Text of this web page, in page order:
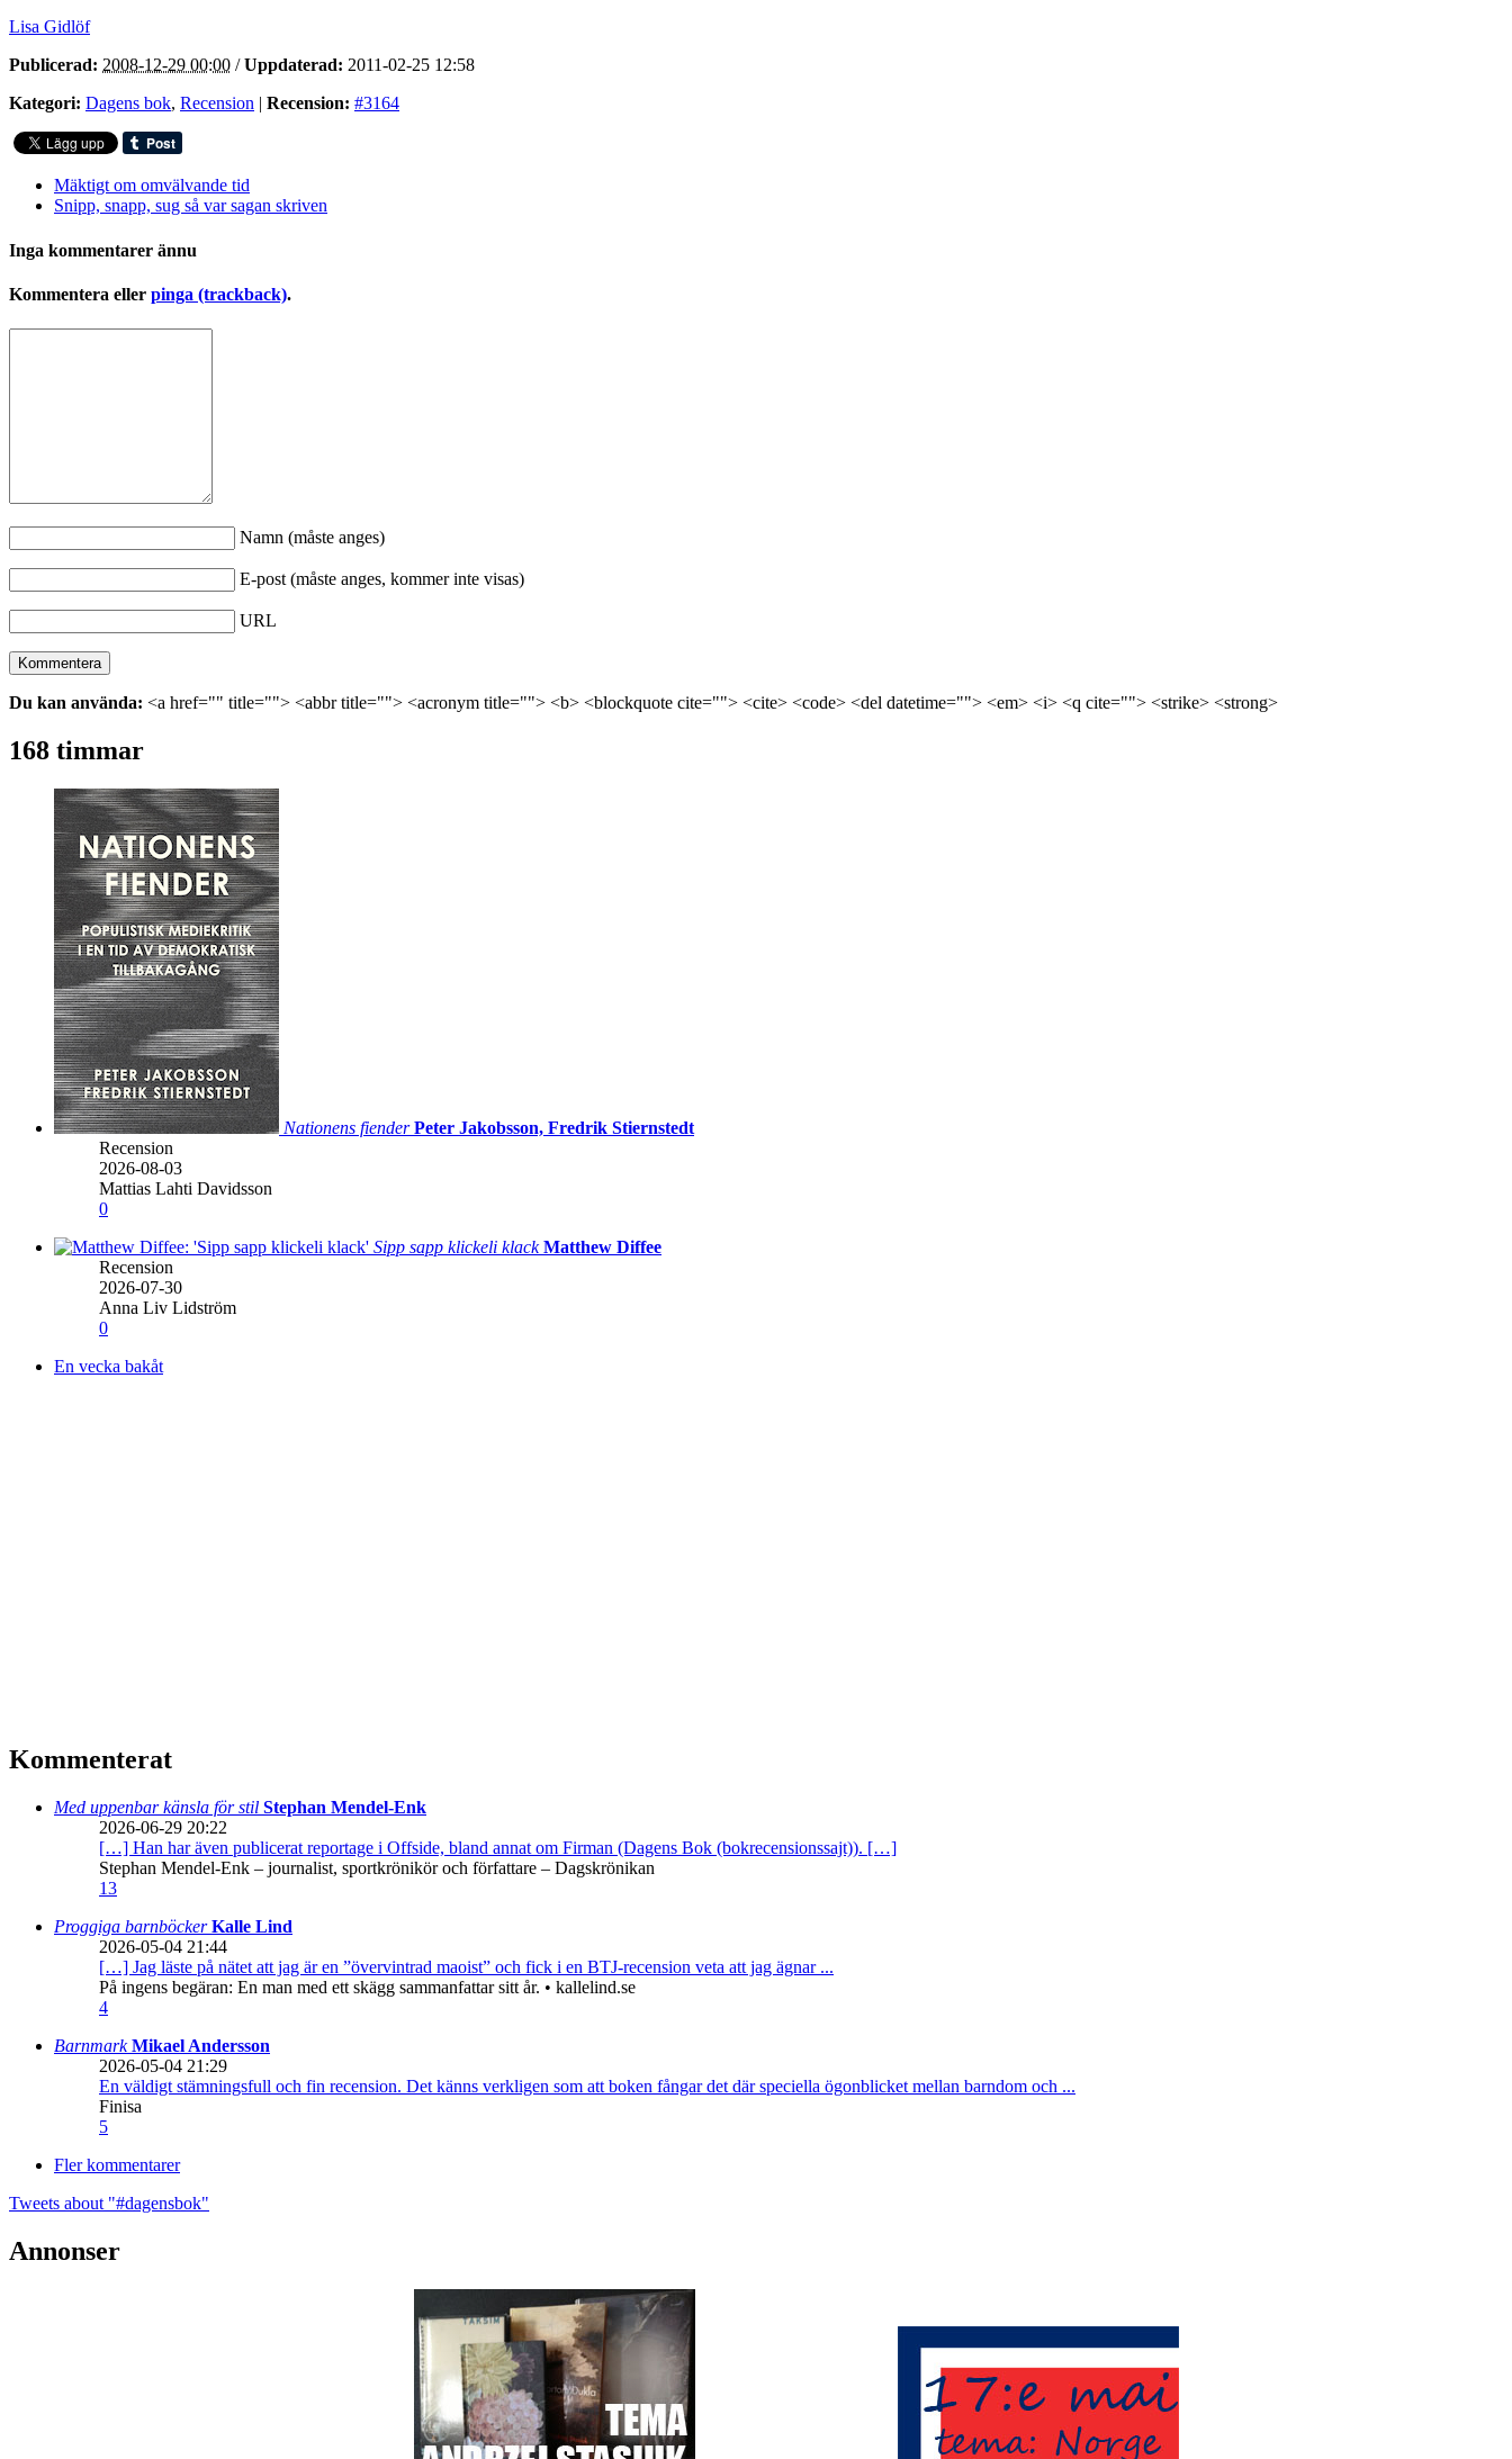
Lisa Gidlöf
Publicerad: 2008-12-29 00:00 /Uppdaterad: 2011-02-25 12:58
Kategori: Dagens bok, Recension | Recension: #3164
Mäktigt om omvälvande tid
Snipp, snapp, sug så var sagan skriven
Inga kommentarer ännu
Kommentera eller pinga (trackback).
Namn (måste anges)
E-post (måste anges, kommer inte visas)
URL
Du kan använda: <a href="" title=""> <abbr title=""> <acronym title=""> <b> <blockquote cite=""> <cite> <code> <del datetime=""> <em> <i> <q cite=""> <strike> <strong>
168 timmar
Nationens fiender Peter Jakobsson, Fredrik Stiernstedt
Recension
2026-08-03
Mattias Lahti Davidsson
0
Sipp sapp klickeli klack Matthew Diffee
Recension
2026-07-30
Anna Liv Lidström
0
En vecka bakåt
Kommenterat
Med uppenbar känsla för stil Stephan Mendel-Enk
2026-06-29 20:22
[…] Han har även publicerat reportage i Offside, bland annat om Firman (Dagens Bok (bokrecensionssajt)). […]
Stephan Mendel-Enk – journalist, sportkrönikör och författare – Dagskrönikan
13
Proggiga barnböckerKalle Lind
2026-05-04 21:44
[…] Jag läste på nätet att jag är en ”övervintrad maoist” och fick i en BTJ-recension veta att jag ägnar ...
På ingens begäran: En man med ett skägg sammanfattar sitt år. • kallelind.se
4
BarnmarkMikael Andersson
2026-05-04 21:29
En väldigt stämningsfull och fin recension. Det känns verkligen som att boken fångar det där speciella ögonblicket mellan barndom och ...
Finisa
5
Fler kommentarer
Tweets about "#dagensbok"
Annonser